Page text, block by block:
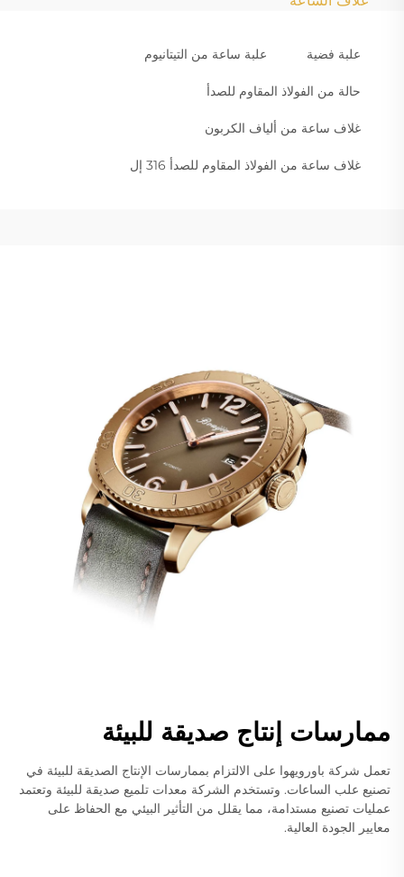
علبة فضية علبة ساعة من التيتانيوم
حالة من الفولاذ المقاوم للصدأ
غلاف ساعة من ألياف الكربون
غلاف ساعة من الفولاذ المقاوم للصدأ 316 إل
ممارسات إنتاج صديقة للبيئة
تعمل شركة باورويهوا على الالتزام بممارسات الإنتاج الصديقة للبيئة في
تصنيع علب الساعات. وتستخدم الشركة معدات تلميع صديقة للبيئة وتعتمد
عمليات تصنيع مستدامة، مما يقلل من التأثير البيئي مع الحفاظ على
معايير الجودة العالية.